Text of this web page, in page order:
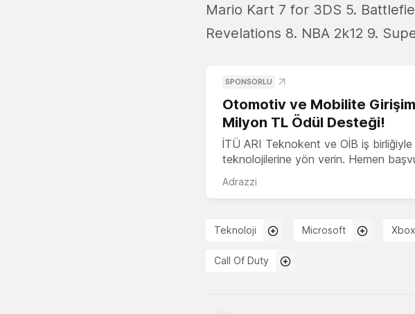
Mario Kart 7 for 3DS 5.
Revelations 8. NBA 2k12 9.
SPONSORLU
Otomotiv ve Mobilite
Milyon TL Ödül Desteği!
İTÜ ARI Teknokent ve OİB iş birliğiyle
teknolojilerine yön verin. Hemen
Adrazzi
Teknoloji Microsoft Xbox
Call Of Duty